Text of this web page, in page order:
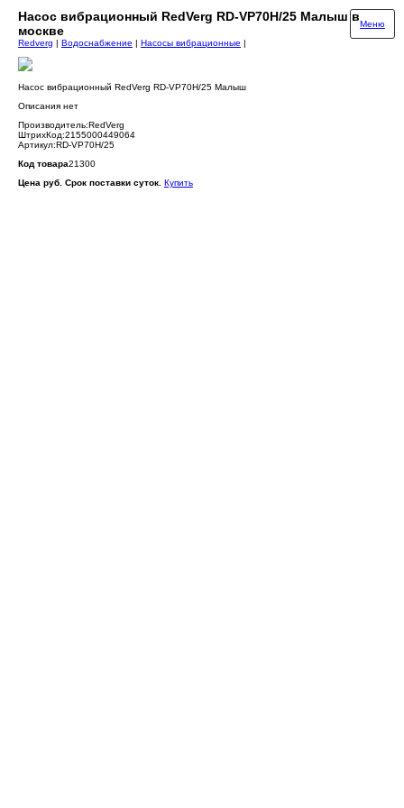
Насос вибрационный RedVerg RD-VP70H/25 Малыш в
москве
Меню
Redverg | Водоснабжение | Насосы вибрационные |
Насос вибрационный RedVerg RD-VP70H/25 Малыш
Описания нет
Производитель:RedVerg
ШтрихКод:2155000449064
Артикул:RD-VP70H/25
Код товара21300
Цена руб. Срок поставки суток. Купить